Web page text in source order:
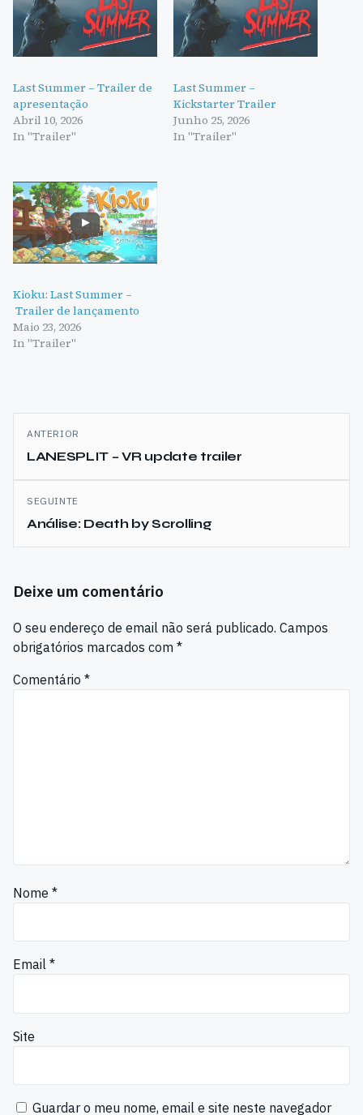
Last Summer – Trailer de
apresentação
Abril 10, 2026
In "Trailer"
Last Summer –
Kickstarter Trailer
Junho 25, 2026
In "Trailer"
Kioku: Last Summer –
Trailer de lançamento
Maio 23, 2026
In "Trailer"
Navegação
de
artigos
ANTERIOR
LANESPLIT – VR update trailer
SEGUINTE
Análise: Death by Scrolling
Deixe um comentário
O seu endereço de email não será publicado. Campos
obrigatórios marcados com *
Comentário *
Nome *
Email *
Site
Guardar o meu nome, email e site neste navegador